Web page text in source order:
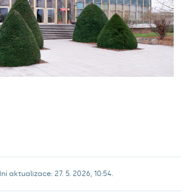
aktualizace: 27. 5. 2026, 10:54.